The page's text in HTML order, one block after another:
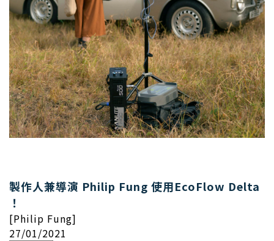
製作人兼導演 Philip Fung 使用EcoFlow Delta
！
[Philip Fung]
27/01/2021